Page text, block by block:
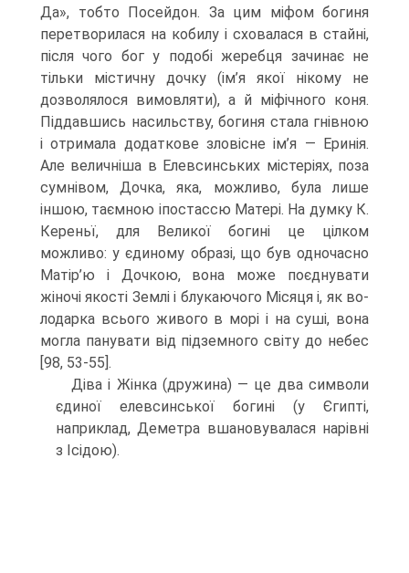
Да», тобто Посейдон. За цим міфом богиня
перетвори­лася на кобилу і сховалася в стайні,
після чого бог у подобі жеребця зачинає не
тільки містичну дочку (ім’я якої нікому не
дозволялося вимовляти), а й міфічного коня.
Піддавшись насильству, богиня стала гнівною
і отримала додаткове зловісне ім’я — Еринія.
Але величніша в Елевсинських містеріях, поза
сумнівом, Дочка, яка, можливо, була лише
іншою, таємною іпостассю Матері. На думку К.
Кереньї, для Великої богині це цілком
можливо: у єдиному образі, що був одночасно
Матір’ю і Дочкою, вона може поєднувати
жіночі якості Землі і блукаючого Місяця і, як во­
лодарка всього живого в морі і на суші, вона
могла панувати від підземного світу до небес
[98, 53-55].
Діва і Жінка (дружина) — це два символи
єдиної елевсинської богині (у Єгипті,
наприклад, Деметра вшановувалася нарівні
з Ісідою).